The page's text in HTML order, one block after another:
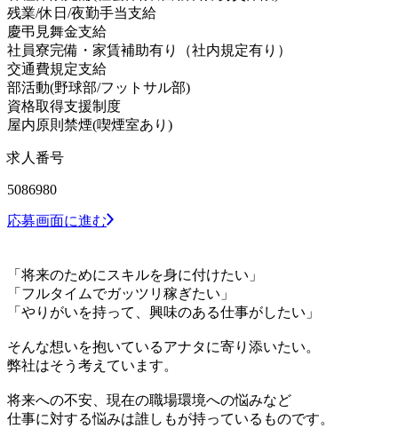
残業/休日/夜勤手当支給
慶弔見舞金支給
社員寮完備・家賃補助有り（社内規定有り）
交通費規定支給
部活動(野球部/フットサル部)
資格取得支援制度
屋内原則禁煙(喫煙室あり)
求人番号
5086980
応募画面に進む
「将来のためにスキルを身に付けたい」
「フルタイムでガッツリ稼ぎたい」
「やりがいを持って、興味のある仕事がしたい」
そんな想いを抱いているアナタに寄り添いたい。
弊社はそう考えています。
将来への不安、現在の職場環境への悩みなど
仕事に対する悩みは誰しもが持っているものです。